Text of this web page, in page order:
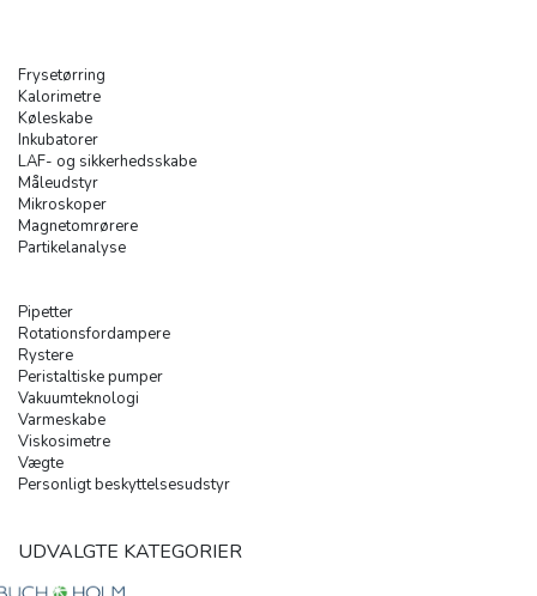
Frysetørring
Kalorimetre
Køleskabe
Inkubatorer
LAF- og sikkerhedsskabe
Måleudstyr
Mikroskoper
Magnetomrørere
Partikelanalyse
Pipetter
Rotationsfordampere
Rystere
Peristaltiske pumper
Vakuumteknologi
Varmeskabe
Viskosimetre
Vægte
Personligt beskyttelsesudstyr
UDVALGTE KATEGORIER